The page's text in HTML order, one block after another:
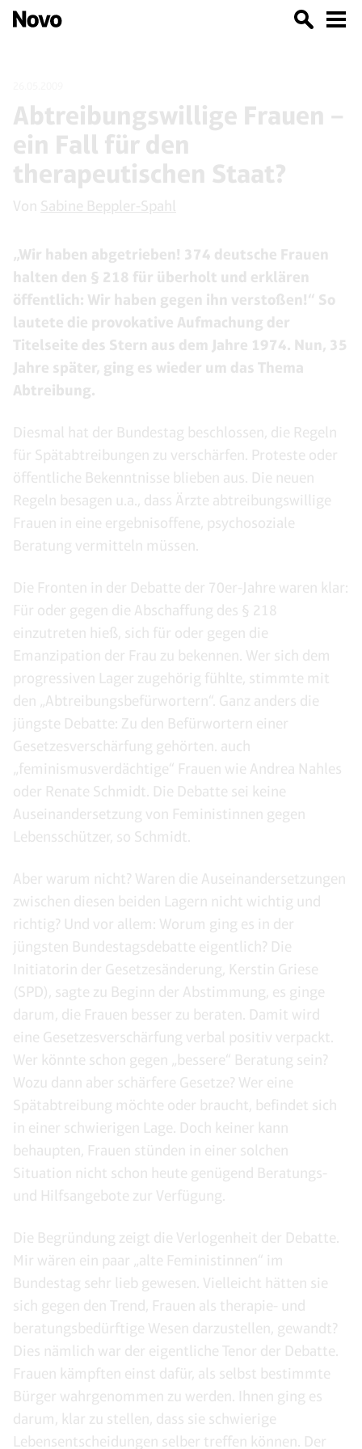
Abtreibungswillige Frauen –
ein Fall für den
therapeutischen Staat?
Von Sabine Beppler-Spahl
„Wir haben abgetrieben! 374 deutsche Frauen
halten den § 218 für überholt und erklären
öffentlich: Wir haben gegen ihn verstoßen!“ So
lautete die provokative Aufmachung der
Titelseite des Stern aus dem Jahre 1974. Nun, 35
Jahre später, ging es wieder um das Thema
Abtreibung.
Diesmal hat der Bundestag beschlossen, die Regeln
für Spätabtreibungen zu verschärfen. Proteste oder
öffentliche Bekenntnisse blieben aus. Die neuen
Regeln besagen u.a., dass Ärzte abtreibungswillige
Frauen in eine ergebnisoffene, psychosoziale
Beratung vermitteln müssen.
Die Fronten in der Debatte der 70er-Jahre waren klar:
Für oder gegen die Abschaffung des § 218
einzutreten hieß, sich für oder gegen die
Emanzipation der Frau zu bekennen. Wer sich dem
progressiven Lager zugehörig fühlte, stimmte mit
den „Abtreibungsbefürwortern“. Ganz anders die
jüngste Debatte: Zu den Befürwortern einer
Gesetzesverschärfung gehörten. auch
„feminismusverdächtige“ Frauen wie Andrea Nahles
oder Renate Schmidt. Die Debatte sei keine
Auseinandersetzung von Feministinnen gegen
Lebensschützer, so Schmidt.
Aber warum nicht? Waren die Auseinandersetzungen
zwischen diesen beiden Lagern nicht wichtig und
richtig? Und vor allem: Worum ging es in der
jüngsten Bundestagsdebatte eigentlich? Die
Initiatorin der Gesetzesänderung, Kerstin Griese
(SPD), sagte zu Beginn der Abstimmung, es ginge
darum, die Frauen besser zu beraten. Damit wird
eine Gesetzesverschärfung verbal positiv verpackt.
Wer könnte schon gegen „bessere“ Beratung sein?
Wozu dann aber schärfere Gesetze? Wer eine
Spätabtreibung möchte oder braucht, befindet sich
in einer schwierigen Lage. Doch keiner kann
behaupten, Frauen stünden in einer solchen
Situation nicht schon heute genügend Beratungs-
und Hilfsangebote zur Verfügung.
Die Begründung zeigt die Verlogenheit der Debatte.
Mir wären ein paar „alte Feministinnen“ im
Bundestag sehr lieb gewesen. Vielleicht hätten sie
sich gegen den Trend, Frauen als therapie- und
beratungsbedürftige Wesen darzustellen, gewandt?
Dies nämlich war der eigentliche Tenor der Debatte.
Frauen kämpften einst dafür, als selbst bestimmte
Bürger wahrgenommen zu werden. Ihnen ging es
darum, klar zu stellen, dass sie schwierige
Lebensentscheidungen selber treffen können. Der